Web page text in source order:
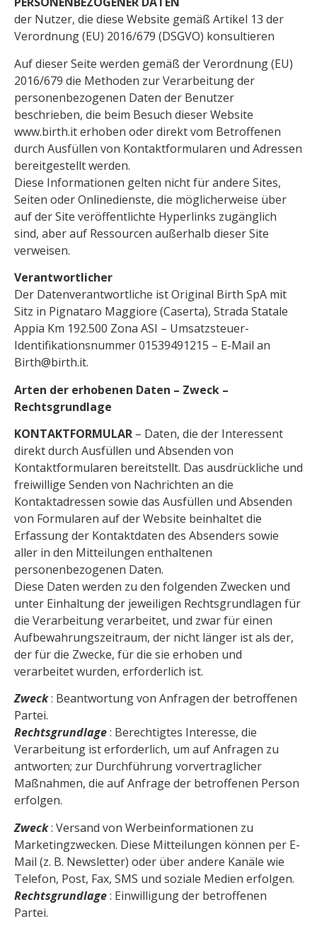
der Nutzer, die diese Website gemäß Artikel 13 der
Verordnung (EU) 2016/679 (DSGVO) konsultieren
Auf dieser Seite werden gemäß der Verordnung (EU)
2016/679 die Methoden zur Verarbeitung der
personenbezogenen Daten der Benutzer
beschrieben, die beim Besuch dieser Website
www.birth.it erhoben oder direkt vom Betroffenen
durch Ausfüllen von Kontaktformularen und Adressen
bereitgestellt werden.
Diese Informationen gelten nicht für andere Sites,
Seiten oder Onlinedienste, die möglicherweise über
auf der Site veröffentlichte Hyperlinks zugänglich
sind, aber auf Ressourcen außerhalb dieser Site
verweisen.
Verantwortlicher
Der Datenverantwortliche ist Original Birth SpA mit
Sitz in Pignataro Maggiore (Caserta), Strada Statale
Appia Km 192.500 Zona ASI – Umsatzsteuer-
Identifikationsnummer 01539491215 – E-Mail an
Birth@birth.it.
Arten der erhobenen Daten – Zweck –
Rechtsgrundlage
KONTAKTFORMULAR – Daten, die der Interessent
direkt durch Ausfüllen und Absenden von
Kontaktformularen bereitstellt. Das ausdrückliche und
freiwillige Senden von Nachrichten an die
Kontaktadressen sowie das Ausfüllen und Absenden
von Formularen auf der Website beinhaltet die
Erfassung der Kontaktdaten des Absenders sowie
aller in den Mitteilungen enthaltenen
personenbezogenen Daten.
Diese Daten werden zu den folgenden Zwecken und
unter Einhaltung der jeweiligen Rechtsgrundlagen für
die Verarbeitung verarbeitet, und zwar für einen
Aufbewahrungszeitraum, der nicht länger ist als der,
der für die Zwecke, für die sie erhoben und
verarbeitet wurden, erforderlich ist.
Zweck: Beantwortung von Anfragen der betroffenen
Partei.
Rechtsgrundlage: Berechtigtes Interesse, die
Verarbeitung ist erforderlich, um auf Anfragen zu
antworten; zur Durchführung vorvertraglicher
Maßnahmen, die auf Anfrage der betroffenen Person
erfolgen.
Zweck: Versand von Werbeinformationen zu
Marketingzwecken. Diese Mitteilungen können per E-
Mail (z. B. Newsletter) oder über andere Kanäle wie
Telefon, Post, Fax, SMS und soziale Medien erfolgen.
Rechtsgrundlage: Einwilligung der betroffenen
Partei.